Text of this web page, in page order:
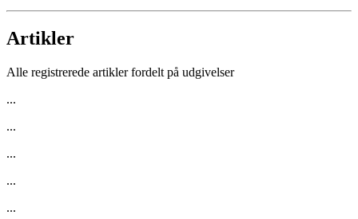
Artikler
Alle registrerede artikler fordelt på udgivelser
...
...
...
...
...